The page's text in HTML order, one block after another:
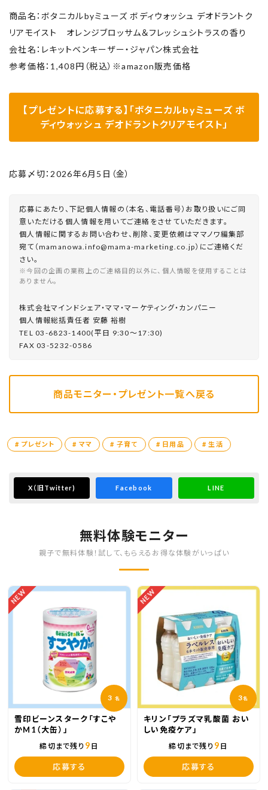
商品名：ボタニカルbyミューズ ボディウォッシュ デオドラントク
リアモイスト オレンジブロッサム＆フレッシュシトラスの香り
会社名：レキットベンキーザー・ジャパン株式会社
参考価格：1,408円（税込）※amazon販売価格
【プレゼントに応募する】「ボタニカルbyミューズ ボ
ディウォッシュ デオドラントクリアモイスト」
応募〆切：2026年6月5日（金）
応募にあたり、下記個人情報の（本名、電話番号）お取り扱いにご同
意いただける個人情報を用いてご連絡をさせていただきます。
個人情報に関するお問い合わせ、削除、変更依頼はママノワ編集部
宛て（mamanowa.info@mama-marketing.co.jp）にご連絡くだ
さい。
※今回の企画の業務上のご連絡目的以外に、個人情報を使用することは
ありません。
株式会社マインドシェア・ママ・マーケティング・カンパニー
個⼈情報総括責任者 安藤 裕樹
TEL 03-6823-1400(平⽇ 9:30〜17:30)
FAX 03-5232-0586
商品モニター・プレゼント一覧へ戻る
# プレゼント # ママ # 子育て # 日用品 # 生活
X （旧Twitter) Facebook LINE
無料体験モニター
親子で無料体験！試して、もらえるお得な体験がいっぱい
NEW
3 名
雪印ビーンスターク「すこや
かM1（大缶）」
締切まで残り 9 日
応募する
NEW
3名
キリン「プラズマ乳酸菌 おい
しい免疫ケア」
締切まで残り 9 日
応募する